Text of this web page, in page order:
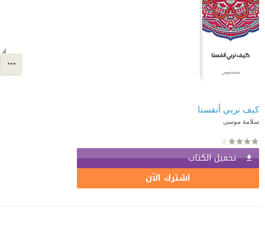
كيف نربي أنفسنا
سلامة موسى
تحميل الكتاب
اشترك الآن